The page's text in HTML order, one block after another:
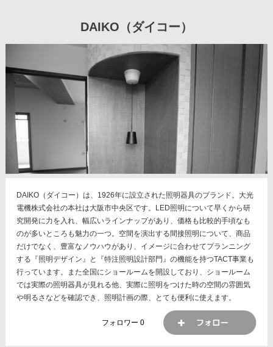
DAIKO（ダイコー）
DAIKO（ダイコー）は、1926年に設立された照明器具のブランド。大光
電機株式会社の本社は大阪市中央区です。LED照明について早くから研
究開発に力を入れ、幅広いラインナップがあり、価格も比較的手頃なも
のが多いところも魅力の一つ。空間を演出する間接照明について、商品
だけでなく、豊富なノウハウがあり、イメージに合わせてプランニング
する『照明デザイン』と『特注照明設計部門』の機能を持つTACT事業も
行っています。また全国にショールームを開設しており、ショールーム
では実際の照明器具が見れる他、実際に照明をつけた時の空間の雰囲気
や明るさなどを確認でき、照明計画の際、とても便利に使えます。
フォロワー0